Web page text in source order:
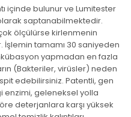
içinde bulunur ve Lumitester
saptanabilmektedir.
ölçülürse kirlenmenin
tamamı 30 saniyeden
yapmadan en fazla
(Bakteriler, virüsler) neden
edebilirsiniz. Patentli, gen
enzimi, geleneksel yolla
deterjanlara karşı yüksek